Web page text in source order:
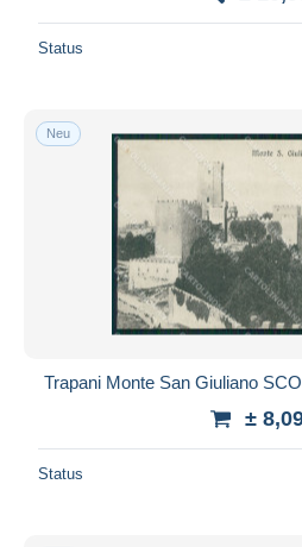
Status
Neu
Trapani Monte San Giuliano
±
Status